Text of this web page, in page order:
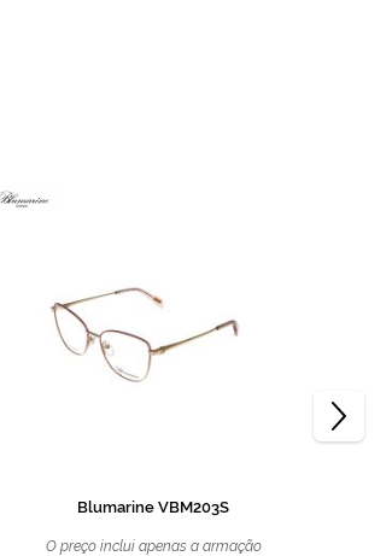
Blumarine VBM203S
O preço inclui apenas a armação